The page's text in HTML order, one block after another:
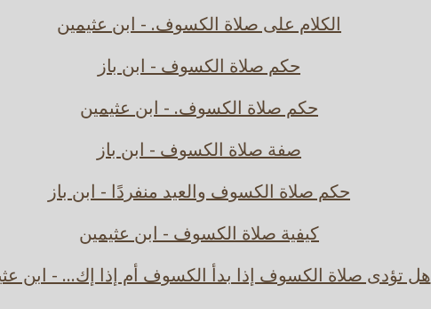
الكلام على صلاة الكسوف. - ابن عثيمين
حكم صلاة الكسوف - ابن باز
حكم صلاة الكسوف. - ابن عثيمين
صفة صلاة الكسوف - ابن باز
حكم صلاة الكسوف والعيد منفردًا - ابن باز
كيفية صلاة الكسوف - ابن عثيمين
هل تؤدى صلاة الكسوف إذا بدأ الكسوف أم إذا إك... - ابن